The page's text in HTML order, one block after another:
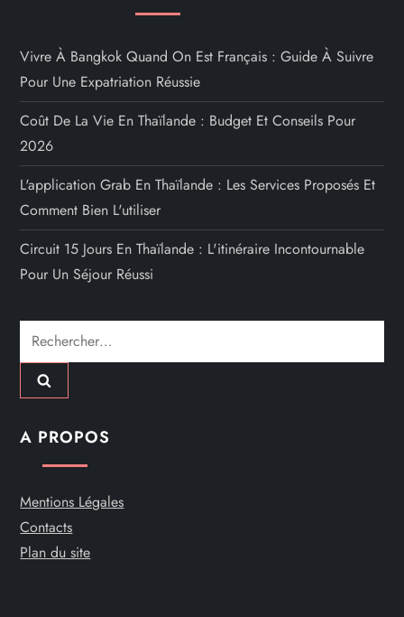
Vivre À Bangkok Quand On Est Français : Guide À Suivre
Pour Une Expatriation Réussie
Coût De La Vie En Thaïlande : Budget Et Conseils Pour
2026
L'application Grab En Thaïlande : Les Services Proposés Et
Comment Bien L'utiliser
Circuit 15 Jours En Thaïlande : L'itinéraire Incontournable
Pour Un Séjour Réussi
Rechercher :
A PROPOS
Mentions Légales
Contacts
Plan du site